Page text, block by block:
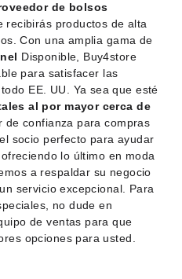
de bolsos
recibirás productos de alta
Con una amplia gama de
Disponible, Buy4store
para satisfacer las
EE. UU. Ya sea que esté
al por mayor cerca de
confianza para compras
socio perfecto para ayudar
lo último en moda
a respaldar su negocio
servicio excepcional. Para
no dude en
de ventas para que
opciones para usted.